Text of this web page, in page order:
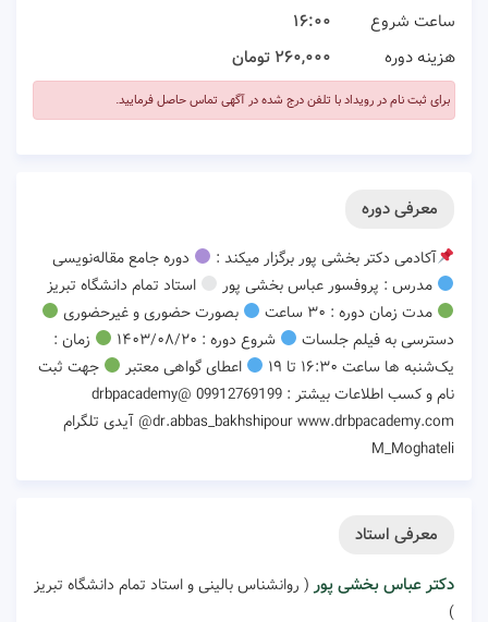
ساعت شروع
۱۶:۰۰
هزینه دوره
۲۶۰,۰۰۰ تومان
برای ثبت نام در رویداد با تلفن درج شده در آگهی تماس حاصل فرمایید.
معرفی دوره
آکادمی دکتر بخشی پور برگزار میکند :
دوره جامع مقاله‌نویسی
مدرس : پروفسور عباس بخشی پور
استاد تمام دانشگاه تبریز
مدت زمان دوره : ۳۰ ساعت
بصورت حضوری و غیرحضوری
دسترسی به فیلم جلسات
شروع دوره : ۱۴۰۳/۰۸/۲۰
زمان :
یک‌شنبه ها ساعت ۱۶:۳۰ تا ۱۹
اعطای گواهی معتبر
جهت ثبت
نام و کسب اطلاعات بیشتر : 09912769199 @drbpacademy
@dr.abbas_bakhshipour www.drbpacademy.com آیدی تلگرام
M_Moghateli
معرفی استاد
دکتر عباس بخشی پور ( روانشناس بالینی و استاد تمام دانشگاه تبریز
)